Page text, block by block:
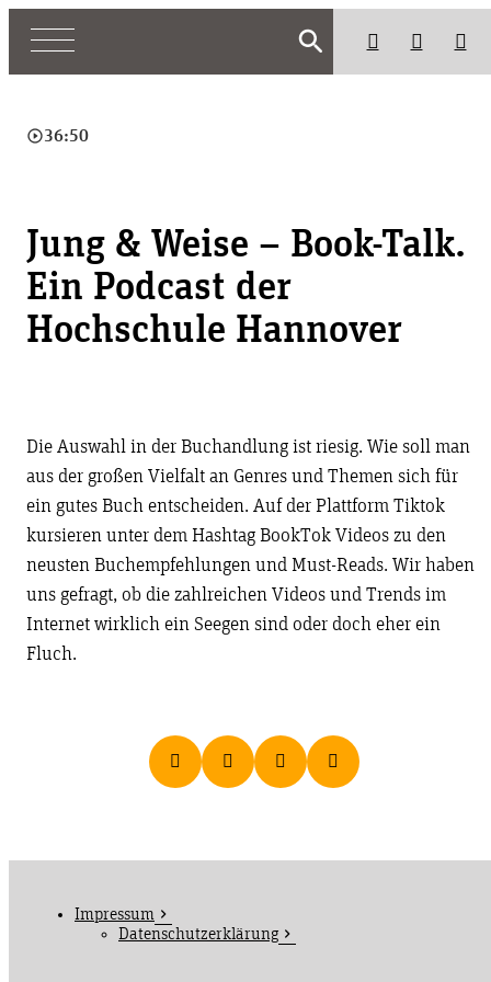
search
play_circle_outline36:50
Jung & Weise – Book-Talk.
Ein Podcast der
Hochschule Hannover
Die Auswahl in der Buchandlung ist riesig. Wie soll man
aus der großen Vielfalt an Genres und Themen sich für
ein gutes Buch entscheiden. Auf der Plattform Tiktok
kursieren unter dem Hashtag BookTok Videos zu den
neusten Buchempfehlungen und Must-Reads. Wir haben
uns gefragt, ob die zahlreichen Videos und Trends im
Internet wirklich ein Seegen sind oder doch eher ein
Fluch.
Impressum
Datenschutzerklärung